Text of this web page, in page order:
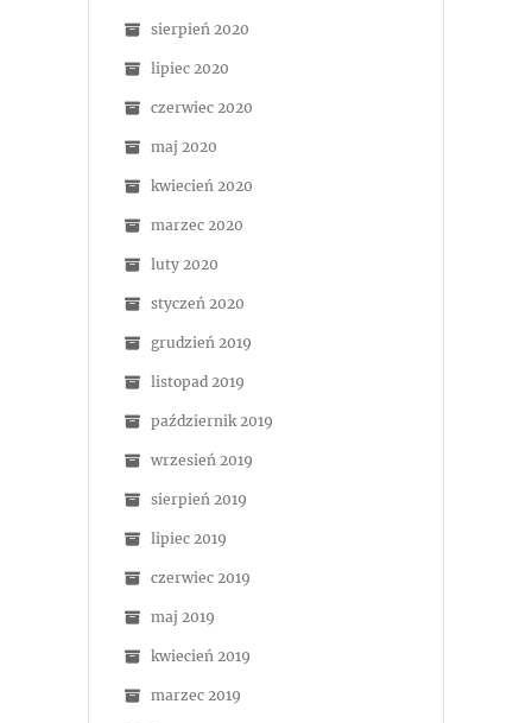
sierpień 2020
lipiec 2020
czerwiec 2020
maj 2020
kwiecień 2020
marzec 2020
luty 2020
styczeń 2020
grudzień 2019
listopad 2019
październik 2019
wrzesień 2019
sierpień 2019
lipiec 2019
czerwiec 2019
maj 2019
kwiecień 2019
marzec 2019